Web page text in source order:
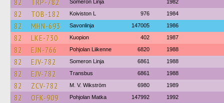
82 TRP-782 Someron Linja 1982
82 TOB-182 Koiviston L 976 1984
82 MHN-693 Savonlinja 147005 1986
82 LKE-730 Kuopion 402 1987
82 EJN-766 Pohjolan Liikenne 6820 1988
82 EJV-782 Someron Linja 6861 1988
82 EJV-782 Transbus 6861 1988
82 ZCV-782 M. V. Wikström 6980 1989
82 OFK-909 Pohjolan Matka 147992 1992